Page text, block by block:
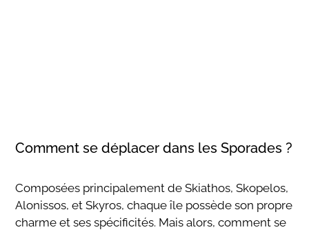
Comment se déplacer dans les Sporades ?
Composées principalement de Skiathos, Skopelos,
Alonissos, et Skyros, chaque île possède son propre
charme et ses spécificités. Mais alors, comment se